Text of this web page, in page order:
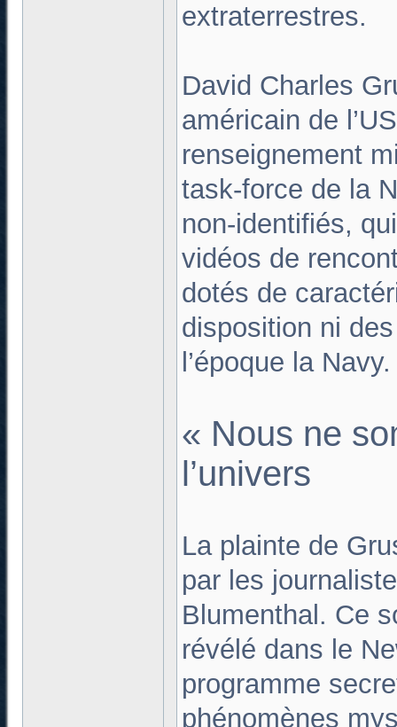
extraterrestres.
David Charles
américain de
renseignement
task-force de la
non-identifiés,
vidéos de
dotés de
disposition ni
l’époque la Navy.
« Nous ne
l’univers
La plainte de
par les
Blumenthal. Ce
révélé dans le
programme
phénomènes